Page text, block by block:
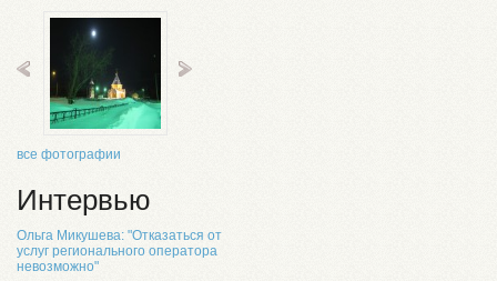
все фотографии
Интервью
Ольга Микушева: "Отказаться от
услуг регионального оператора
невозможно"